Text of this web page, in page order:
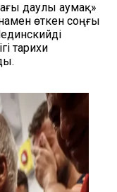
даулы аумақ»
өткен соңғы
тарихи